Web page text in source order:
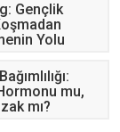
Gençlik
Yolu
mu,
mı?